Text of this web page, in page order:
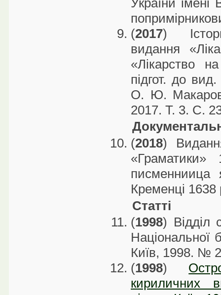
(2017)
видання
«Лікарство
підгот. до
О. Ю.
2017. Т. 3. С.
(2018)
писменниица
Кременці
Статті
(1998) Відділ
Національної
Київ, 1998. №
(1998)
кириличних